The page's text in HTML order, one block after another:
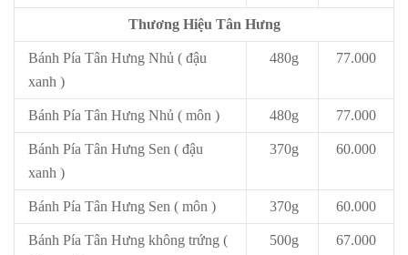
Thương Hiệu Tân Hưng
Bánh Pía Tân Hưng Nhủ ( đậu
xanh )
480g 77.000
Bánh Pía Tân Hưng Nhủ ( môn ) 480g 77.000
Bánh Pía Tân Hưng Sen ( đậu
xanh )
370g 60.000
Bánh Pía Tân Hưng Sen ( môn ) 370g 60.000
Bánh Pía Tân Hưng không trứng (
500g 67.000